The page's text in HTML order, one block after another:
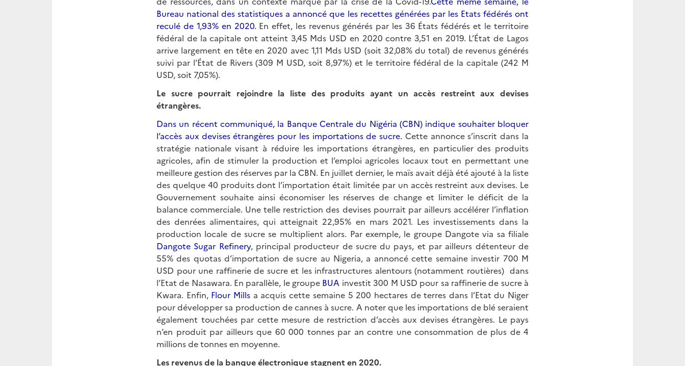
Bureau national des statistiques a annoncé que les recettes générées par les Etats fédérés ont
reculé de 1,93% en 2020. En effet, les revenus générés par les 36 États fédérés et le territoire
fédéral de la capitale ont atteint 3,45 Mds USD en 2020 contre 3,51 en 2019. L’État de Lagos
arrive largement en tête en 2020 avec 1,11 Mds USD (soit 32,08% du total) de revenus générés
suivi par l’État de Rivers (309 M USD, soit 8,97%) et le territoire fédéral de la capitale (242 M
USD, soit 7,05%).
Le sucre pourrait rejoindre la liste des produits ayant un accès restreint aux devises
étrangères.
Dans un récent communiqué, la Banque Centrale du Nigéria (CBN) indique souhaiter bloquer
l’accès aux devises étrangères pour les importations de sucre. Cette annonce s’inscrit dans la
stratégie nationale visant à réduire les importations étrangères, en particulier des produits
agricoles, afin de stimuler la production et l’emploi agricoles locaux tout en permettant une
meilleure gestion des réserves par la CBN. En juillet dernier, le maïs avait déjà été ajouté à la liste
des quelque 40 produits dont l’importation était limitée par un accès restreint aux devises. Le
Gouvernement souhaite ainsi économiser les réserves de change et limiter le déficit de la
balance commerciale. Une telle restriction des devises pourrait par ailleurs accélérer l’inflation
des denrées alimentaires, qui atteignait 22,95% en mars 2021. Les investissements dans la
production locale de sucre se multiplient alors. Par exemple, le groupe Dangote via sa filiale
Dangote Sugar Refinery, principal producteur de sucre du pays, et par ailleurs détenteur de
55% des quotas d’importation de sucre au Nigeria, a annoncé cette semaine investir 700 M
USD pour une raffinerie de sucre et les infrastructures alentours (notamment routières) dans
l’Etat de Nasawara. En parallèle, le groupe BUA investit 300 M USD pour sa raffinerie de sucre à
Kwara. Enfin, Flour Mills a acquis cette semaine 5 200 hectares de terres dans l’Etat du Niger
pour développer sa production de cannes à sucre. A noter que les importations de blé seraient
également touchées par cette mesure de restriction d’accès aux devises étrangères. Le pays
n’en produit par ailleurs que 60 000 tonnes par an contre une consommation de plus de 4
millions de tonnes en moyenne.
Les revenus de la banque électronique stagnent en 2020.